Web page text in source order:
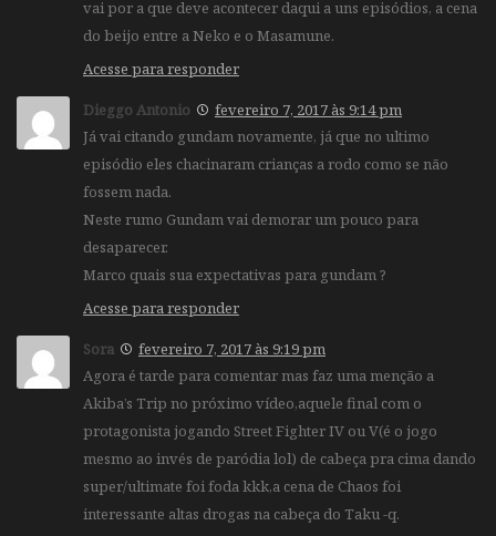
vai por a que deve acontecer daqui a uns episódios, a cena
do beijo entre a Neko e o Masamune.
Acesse para responder
Dieggo Antonio
fevereiro 7, 2017 às 9:14 pm
Já vai citando gundam novamente, já que no ultimo
episódio eles chacinaram crianças a rodo como se não
fossem nada.
Neste rumo Gundam vai demorar um pouco para
desaparecer.
Marco quais sua expectativas para gundam ?
Acesse para responder
Sora
fevereiro 7, 2017 às 9:19 pm
Agora é tarde para comentar mas faz uma menção a
Akiba’s Trip no próximo vídeo,aquele final com o
protagonista jogando Street Fighter IV ou V(é o jogo
mesmo ao invés de paródia lol) de cabeça pra cima dando
super/ultimate foi foda kkk,a cena de Chaos foi
interessante altas drogas na cabeça do Taku -q.